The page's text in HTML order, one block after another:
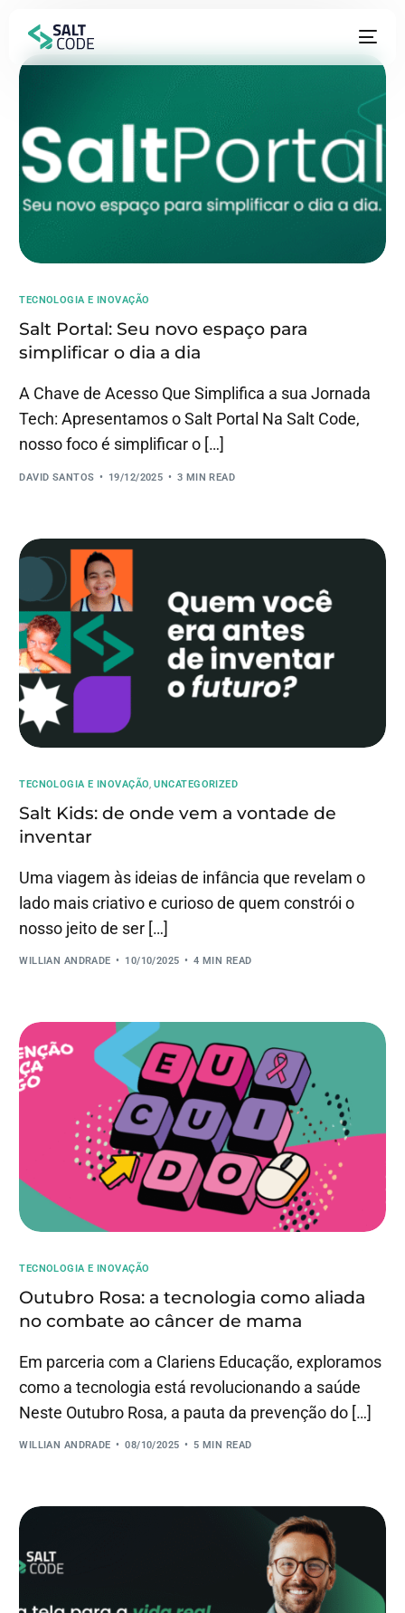
TECNOLOGIA E INOVAÇÃO
Salt Portal: Seu novo espaço para
simplificar o dia a dia
A Chave de Acesso Que Simplifica a sua Jornada
Tech: Apresentamos o Salt Portal Na Salt Code,
nosso foco é simplificar o […]
DAVID SANTOS 19/12/2025 3 MIN READ
TECNOLOGIA E INOVAÇÃO,UNCATEGORIZED
Salt Kids: de onde vem a vontade de
inventar
Uma viagem às ideias de infância que revelam o
lado mais criativo e curioso de quem constrói o
nosso jeito de ser […]
WILLIAN ANDRADE 10/10/2025 4 MIN READ
TECNOLOGIA E INOVAÇÃO
Outubro Rosa: a tecnologia como aliada
no combate ao câncer de mama
Em parceria com a Clariens Educação, exploramos
como a tecnologia está revolucionando a saúde
Neste Outubro Rosa, a pauta da prevenção do […]
WILLIAN ANDRADE 08/10/2025 5 MIN READ